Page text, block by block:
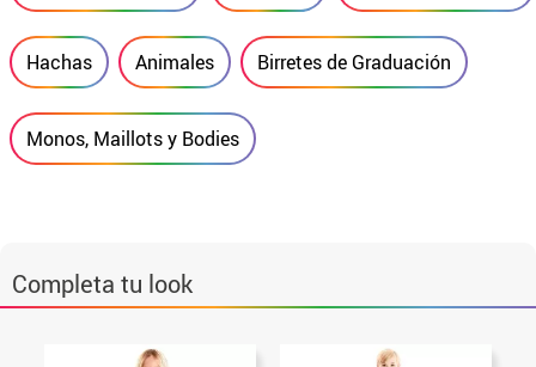
Hachas Animales Birretes de Graduación
Monos, Maillots y Bodies
Completa tu look